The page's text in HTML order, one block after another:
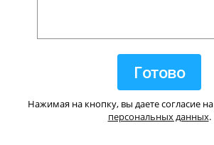
Нажимая на кнопку, вы даете согласие на
персональных данных.